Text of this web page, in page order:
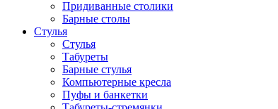
Придиванные столики
Барные столы
Стулья
Стулья
Табуреты
Барные стулья
Компьютерные кресла
Пуфы и банкетки